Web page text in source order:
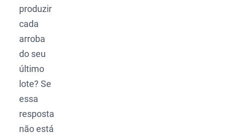
produzir
cada
arroba
do seu
último
lote? Se
essa
resposta
não está